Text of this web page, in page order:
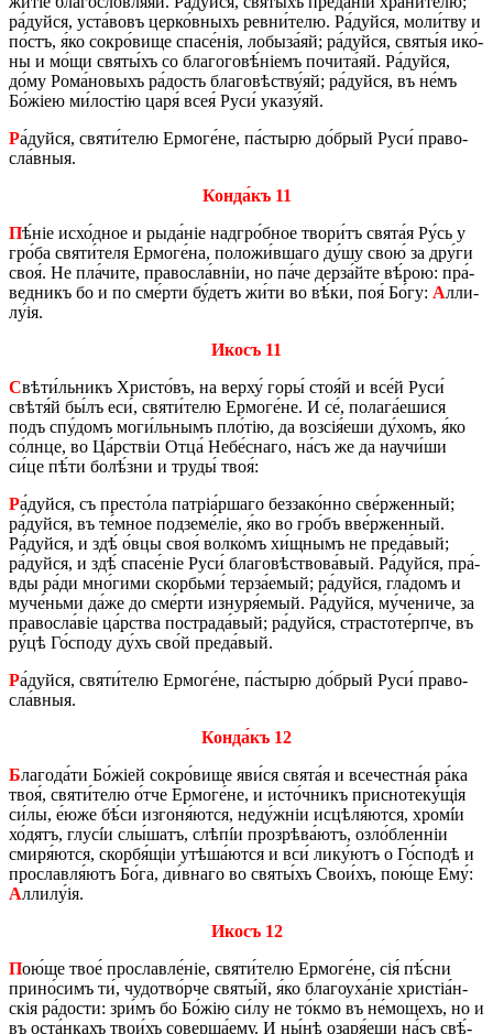
ра́дуй­ся, уста́­вовъ цер­ко́в­ныхъ ре­вни́­те­лю. Ра́дуй­ся, мо­ли́тву и
по́стъ, я́ко со­кро́­ви­ще спа­се́нія, ло­бы­за́яй; ра́дуй­ся, святы́я ико́­
ны и мо́щи святы́хъ со бла­го­го­вѣ́ніемъ по­чи­та́яй. Ра́дуй­ся,
до́му Ро­ма́­но­выхъ ра́­дость бла­го­вѣству́яй; ра́дуй­ся, въ не́мъ
Бо́жіею ми́­ло­стію царя́ всея́ Руси́ ука­зу́яй.
Ра́дуй­ся, святи́­те­лю Ер­мо­ге́­не, па́­сты­рю до́­брый Руси́ пра­во­
сла́в­ныя.
Кон­да́къ 11
Пѣ́ніе ис­хо́д­ное и ры­да́ніе над­гро́б­ное тво­ри́тъ свята́я Ру́сь у
гро́­ба святи́­теля Ер­мо­ге́­на, по­ло­жи́в­ша­го ду́шу свою́ за дру́­ги
своя́. Не пла́­чи­те, пра­во­сла́в­ніи, но па́че дер­за́й­те вѣ́­рою: пра́­
вед­никъ бо и по сме́р­ти бу́­детъ жи́ти во вѣ́ки, поя́ Бо́гу: Алли­
лу́ія.
Икосъ 11
Свѣ­ти́ль­никъ Хри­сто́въ, на вер­ху́ горы́ стоя́й и все́й Руси́
свѣтя́й бы́лъ еси́, святи́­те­лю Ер­мо­ге́­не. И се́, по­ла­га́­е­ши­ся
подъ спу́­домъ мо­ги́ль­нымъ пло́тію, да возсія́еши ду́­хомъ, я́ко
со́лн­це, во Ца́рствіи Отца́ Не­бе́с­на­го, на́съ же да нау­чи́­ши
си́це пѣ́ти бо­лѣ́­зни и тру­ды́ твоя́:
Ра́дуй­ся, съ пре­сто́­ла па­тріа́р­ша­го без­за­ко́н­но све́р­жен­ный;
ра́дуй­ся, въ те́м­ное под­зе­ме́­ліе, я́ко во гро́бъ вве́р­жен­ный.
Ра́дуй­ся, и здѣ́ о́вцы своя́ вол­ко́мъ хи́щ­нымъ не пре­да́­вый;
ра́дуй­ся, и здѣ́ спа­се́ніе Руси́ бла­го­вѣст­во­ва́­вый. Ра́дуй­ся, пра́­
вды ра́ди мно́­ги­ми скорбь­ми́ тер­за́­е­мый; ра́дуй­ся, гла́­домъ и
му­че́нь­ми да́же до сме́р­ти изнуря́емый. Ра́дуй­ся, му́­че­ни­че, за
пра­во­сла́­віе ца́р­ства по­стра­да́­вый; ра́дуй­ся, стра­сто­те́рп­че, въ
ру́цѣ Го́­спо­ду ду́хъ сво́й пре­да́­вый.
Ра́дуй­ся, святи́­те­лю Ер­мо­ге́­не, па́­сты­рю до́­брый Руси́ пра­во­
сла́в­ныя.
Кон­да́къ 12
Бла­го­да́­ти Бо́жіей со­кро́­ви­ще яви́ся свята́я и все­чест­на́я ра́ка
твоя́, святи́­те­лю о́тче Ер­мо­ге́­не, и исто́ч­никъ при­сно­те­ку́щія
си́лы, е́юже бѣ́си изгоня́ются, не­ду́ж­ніи исцѣля́ются, хромíи
хо́дятъ, глусíи слы́­шатъ, слѣпíи про­зрѣ­ва́­ютъ, оз­ло́б­лен­ніи
смиря́ются, скорбя́щіи утѣ­ша́­ют­ся и вси́ ли­ку́­ютъ о Го́­спо­дѣ и
про­слав­ля́ютъ Бо́га, ди́в­на­го во святы́хъ Сво­и́хъ, по­ю́­ще Ему́:
Алли­лу́ія.
Икосъ 12
Пою́ще твое́ про­слав­ле́ніе, святи́­те­лю Ер­мо­ге́­не, сія́ пѣ́­сни
при­но́­симъ ти́, чу­до­тво́р­че святы́й, я́ко бла­гоу­ха́ніе хри­стіа́н­
скія ра́­до­сти: зри́мъ бо Бо́жію си́лу не то́­кмо въ не́­мо­щехъ, но и
въ оста́нкахъ тво­и́хъ со­вер­ша́­ему. И ны́нѣ озаря́еши на́съ свѣ́­